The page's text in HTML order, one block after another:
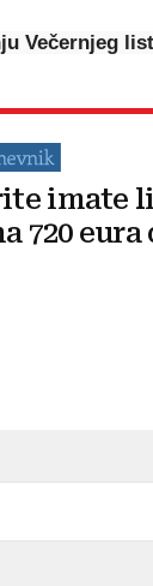
Večernjeg
imate
720